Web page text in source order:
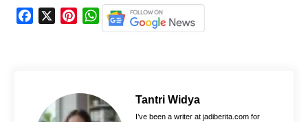
e
W
h
A
p
Tantri Widya
I’ve been a writer at jadiberita.com for